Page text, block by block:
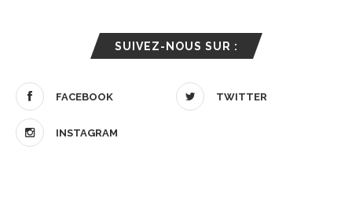
SUIVEZ-NOUS SUR :
FACEBOOK TWITTER
INSTAGRAM